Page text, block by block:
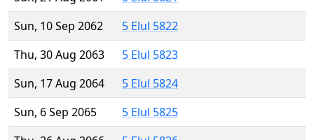
Sun, 10 Sep 2062
5 Elul 5822
Thu, 30 Aug 2063
5 Elul 5823
Sun, 17 Aug 2064
5 Elul 5824
Sun, 6 Sep 2065
5 Elul 5825